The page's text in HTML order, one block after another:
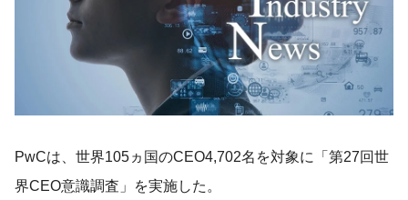
PwCは、世界105ヵ国のCEO4,702名を対象に「第27回世
界CEO意識調査」を実施した。